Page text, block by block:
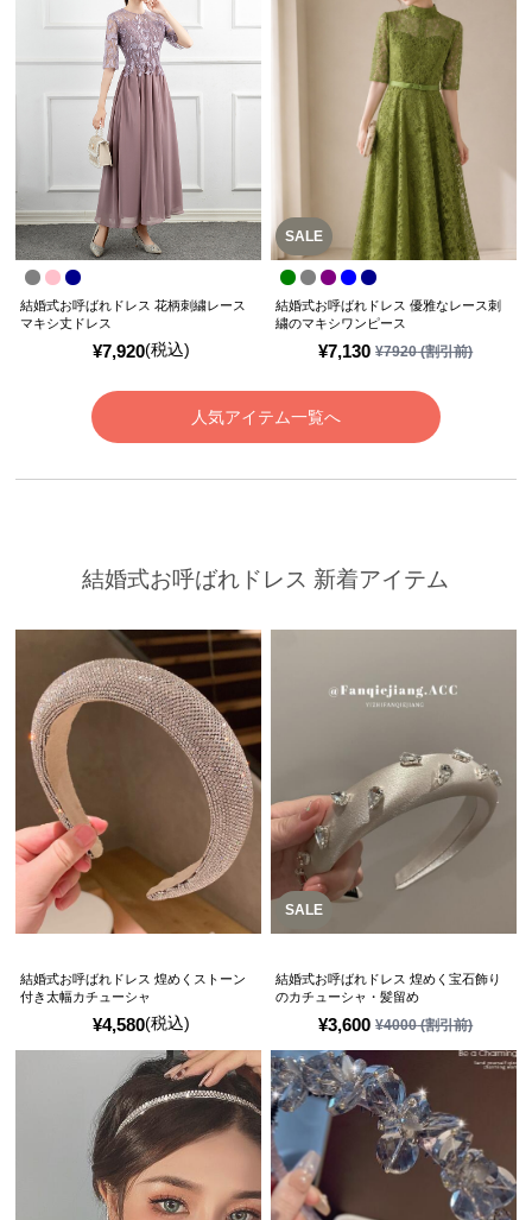
¥7,920(税込)
結婚式お呼ばれドレス 花柄刺繍レース
マキシ丈ドレス
SALE
¥7,130 ¥7920(割引前)
結婚式お呼ばれドレス 優雅なレース刺
繍のマキシワンピース
人気アイテム一覧へ
結婚式お呼ばれドレス 新着アイテム
¥4,580(税込)
結婚式お呼ばれドレス 煌めくストーン
付き太幅カチューシャ
SALE
¥3,600 ¥4000(割引前)
結婚式お呼ばれドレス 煌めく宝石飾り
のカチューシャ・髪留め